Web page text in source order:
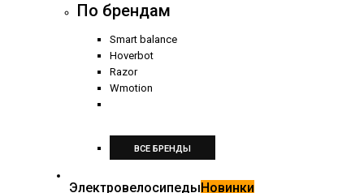
По брендам
Smart balance
Hoverbot
Razor
Wmotion
ВСЕ БРЕНДЫ
ЭлектровелосипедыНовинки